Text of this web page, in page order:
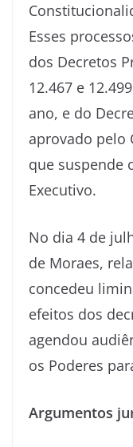
Esses
dos Decretos
12.467 e
ano, e do
aprovado pelo
que suspende
Executivo.
No dia 4 de
de Moraes,
concedeu
efeitos dos
agendou
os Poderes
Argumentos